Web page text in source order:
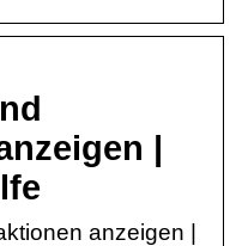
|
anzeigen |